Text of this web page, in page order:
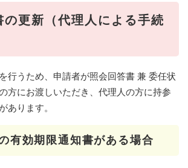
の更新（代理人による手続
行うため、申請者が照会回答書 兼 委任状
方にお渡しいただき、代理人の方に持参
あります。
有効期限通知書がある場合